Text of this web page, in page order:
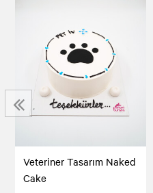
Veteriner Tasarım Naked
Cake
‹